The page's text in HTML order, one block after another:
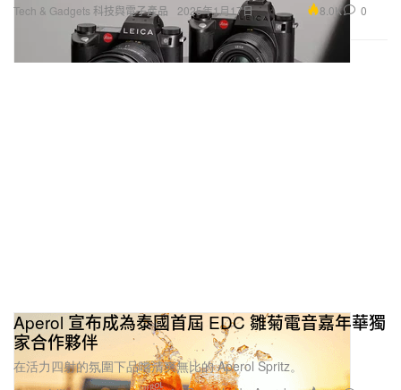
Tech & Gadgets 科技與電子產品 2025年1月17日 8.0K 0
Aperol 宣布成為泰國首屆 EDC 雛菊電音嘉年華獨
家合作夥伴
在活力四射的氛圍下品嚐清爽無比的 Aperol Spritz。